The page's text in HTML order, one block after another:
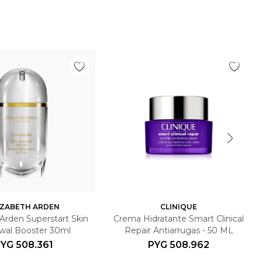
ARDEN
Superstart Skin
Booster 30ml
508.361
CLINIQUE
Crema Hidratante Smart Clinical
Repair Antiarrugas - 50 ML
PYG 508.962